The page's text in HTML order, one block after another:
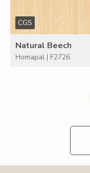
CGS
Natural Beech
Homapal | F2726